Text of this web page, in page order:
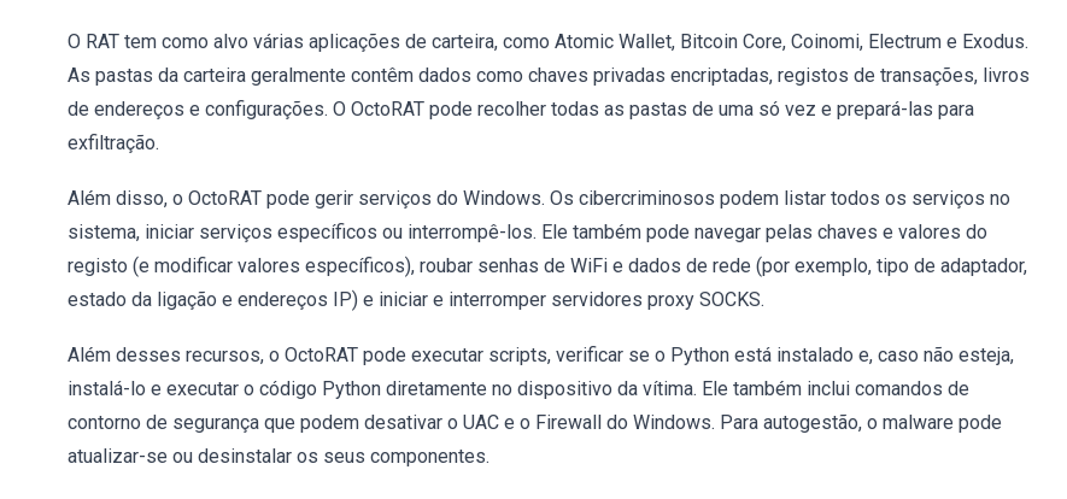
O RAT tem como alvo várias aplicações de carteira, como Atomic Wallet, Bitcoin Core, Coinomi, Electrum e Exodus.
As pastas da carteira geralmente contêm dados como chaves privadas encriptadas, registos de transações, livros
de endereços e configurações. O OctoRAT pode recolher todas as pastas de uma só vez e prepará-las para
exfiltração.
Além disso, o OctoRAT pode gerir serviços do Windows. Os cibercriminosos podem listar todos os serviços no
sistema, iniciar serviços específicos ou interrompê-los. Ele também pode navegar pelas chaves e valores do
registo (e modificar valores específicos), roubar senhas de WiFi e dados de rede (por exemplo, tipo de adaptador,
estado da ligação e endereços IP) e iniciar e interromper servidores proxy SOCKS.
Além desses recursos, o OctoRAT pode executar scripts, verificar se o Python está instalado e, caso não esteja,
instalá-lo e executar o código Python diretamente no dispositivo da vítima. Ele também inclui comandos de
contorno de segurança que podem desativar o UAC e o Firewall do Windows. Para autogestão, o malware pode
atualizar-se ou desinstalar os seus componentes.